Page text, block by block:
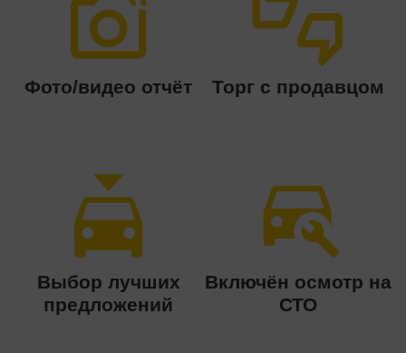
Фото/видео отчёт Торг с продавцом
Выбор лучших
предложений
Включён осмотр на
СТО